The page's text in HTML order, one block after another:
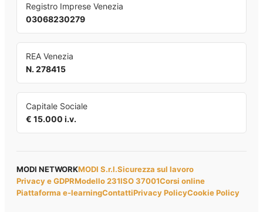
Registro Imprese Venezia
03068230279
REA Venezia
N. 278415
Capitale Sociale
€ 15.000 i.v.
MODI NETWORKMODI S.r.l.Sicurezza sul lavoro
Privacy e GDPRModello 231ISO 37001Corsi online
Piattaforma e-learningContattiPrivacy PolicyCookie Policy